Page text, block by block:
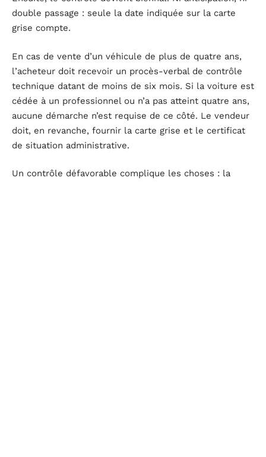
double passage : seule la date indiquée sur la carte
grise compte.
En cas de vente d’un véhicule de plus de quatre ans,
l’acheteur doit recevoir un procès-verbal de contrôle
technique datant de moins de six mois. Si la voiture est
cédée à un professionnel ou n’a pas atteint quatre ans,
aucune démarche n’est requise de ce côté. Le vendeur
doit, en revanche, fournir la carte grise et le certificat
de situation administrative.
Un contrôle défavorable complique les choses : la